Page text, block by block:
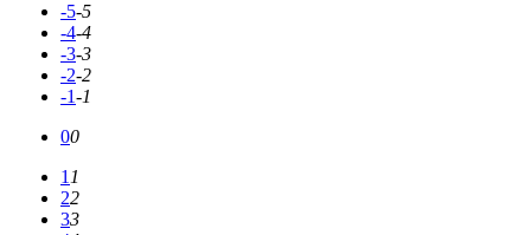
-5-5
-4-4
-3-3
-2-2
-1-1
00
11
22
33